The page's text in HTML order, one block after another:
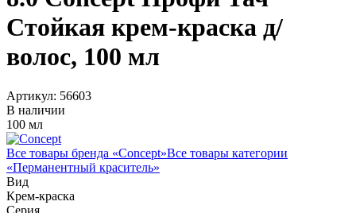
Стойкая крем-краска д/
волос, 100 мл
Артикул: 56603
В наличии
100 мл
Все товары бренда «Concept»Все товары категории
«Перманентный краситель»
Вид
Крем-краска
Серия